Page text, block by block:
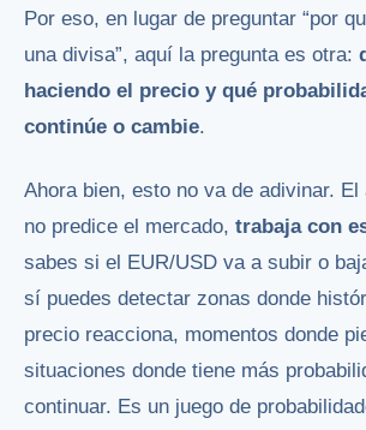
Por eso, en lugar de preguntar “por
una divisa”, aquí la pregunta es otra:
haciendo el precio y qué
continúe o cambie.
Ahora bien, esto no va de adivinar.
no predice el mercado, trabaja con
sabes si el EUR/USD va a subir o
sí puedes detectar zonas donde
precio reacciona, momentos donde
situaciones donde tiene más
continuar. Es un juego de